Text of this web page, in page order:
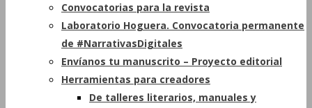
Convocatorias para la revista
Laboratorio Hoguera. Convocatoria permanente
de #NarrativasDigitales
Envíanos tu manuscrito – Proyecto editorial
Herramientas para creadores
De talleres literarios, manuales y